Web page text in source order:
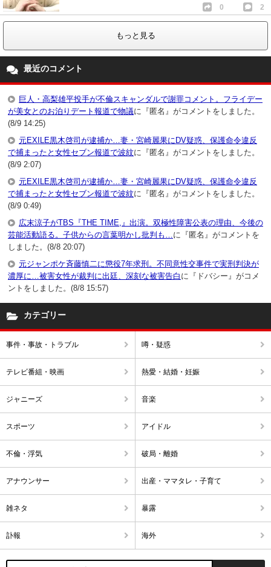
0 2
もっと見る
最近のコメント
巨人・高梨雄平投手が不倫スキャンダルで謝罪コメント。フライデー
が美女とのお泊りデート報道で物議に『匿名』がコメントをしました。
(8/9 14:25)
元EXILE黒木啓司が逮捕か…妻・宮崎麗果にDV疑惑、保護命令違反
で捕まったと女性セブン報道で波紋に『匿名』がコメントをしました。
(8/9 2:07)
元EXILE黒木啓司が逮捕か…妻・宮崎麗果にDV疑惑、保護命令違反
で捕まったと女性セブン報道で波紋に『匿名』がコメントをしました。
(8/9 0:49)
広末涼子がTBS『THE TIME,』出演。双極性障害公表の理由、今後の
芸能活動語る。子供からの言葉明かし批判も… に『匿名』がコメントを
しました。(8/8 20:07)
元ジャンポケ斉藤慎二に懲役7年求刑。不同意性交事件で実刑判決が
濃厚に…被害女性が裁判に出廷、深刻な被害告白 に『ドバシー』がコメ
ントをしました。(8/8 15:57)
カテゴリー
事件・事故・トラブル 噂・疑惑
テレビ番組・映画 熱愛・結婚・妊娠
ジャニーズ 音楽
スポーツ アイドル
不倫・浮気 破局・離婚
アナウンサー 出産・ママタレ・子育て
雑ネタ 暴露
訃報 海外